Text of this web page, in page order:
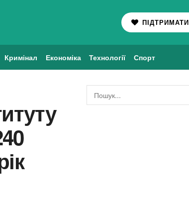
ПІДТРИМАТИ
Кримінал Економіка Технології Спорт